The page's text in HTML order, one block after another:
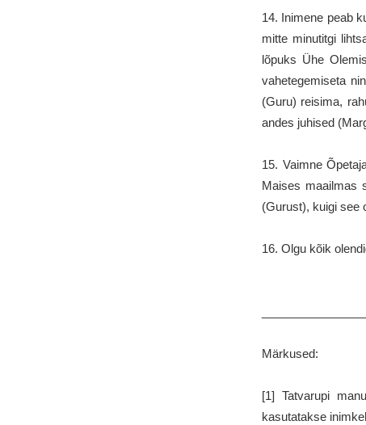
14. Inimene peab
mitte minutitgi
lõpuks Ühe
vahetegemiseta
(Guru) reisima,
andes juhised
15. Vaimne
Maises maailmas
(Gurust), kuigi see
16. Olgu kõik
Märkused:
[1] Tatvarupi
kasutatakse